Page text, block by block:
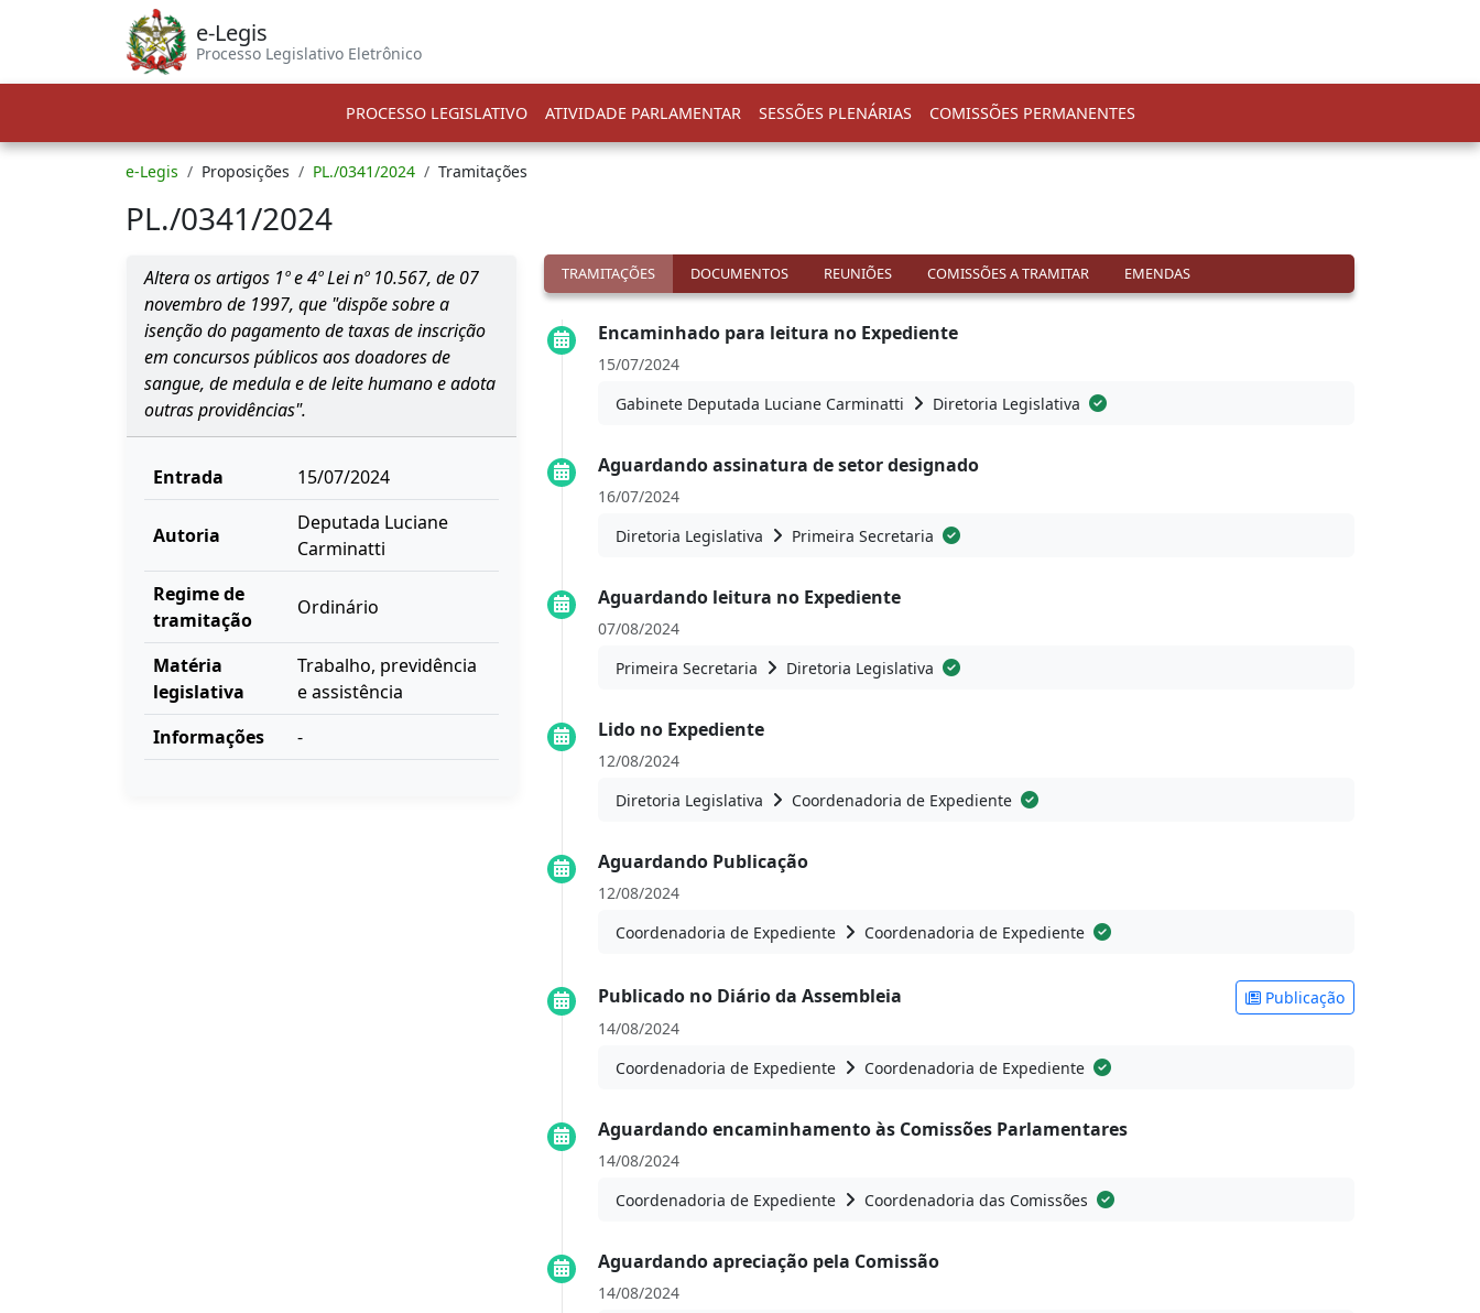
e-Legis
Processo Legislativo Eletrônico
PROCESSO LEGISLATIVO ATIVIDADE PARLAMENTAR SESSÕES PLENÁRIAS COMISSÕES PERMANENTES
e-Legis Proposições PL./0341/2024 Tramitações
PL./0341/2024
Altera os artigos 1º e 4º Lei nº 10.567, de 07
novembro de 1997, que "dispõe sobre a
isenção do pagamento de taxas de inscrição
em concursos públicos aos doadores de
sangue, de medula e de leite humano e adota
outras providências".
Entrada 15/07/2024
Autoria
Deputada Luciane
Carminatti
Regime de
tramitação
Ordinário
Matéria
legislativa
Trabalho, previdência
e assistência
Informações
-
TRAMITAÇÕES DOCUMENTOS REUNIÕES COMISSÕES A TRAMITAR EMENDAS
Encaminhado para leitura no Expediente
15/07/2024
Gabinete Deputada Luciane Carminatti
Diretoria Legislativa
Aguardando assinatura de setor designado
16/07/2024
Diretoria Legislativa
Primeira Secretaria
Aguardando leitura no Expediente
07/08/2024
Primeira Secretaria
Diretoria Legislativa
Lido no Expediente
12/08/2024
Diretoria Legislativa
Coordenadoria de Expediente
Aguardando Publicação
12/08/2024
Coordenadoria de Expediente
Coordenadoria de Expediente
Publicado no Diário da Assembleia
Publicação
14/08/2024
Coordenadoria de Expediente
Coordenadoria de Expediente
Aguardando encaminhamento às Comissões Parlamentares
14/08/2024
Coordenadoria de Expediente
Coordenadoria das Comissões
Aguardando apreciação pela Comissão
14/08/2024